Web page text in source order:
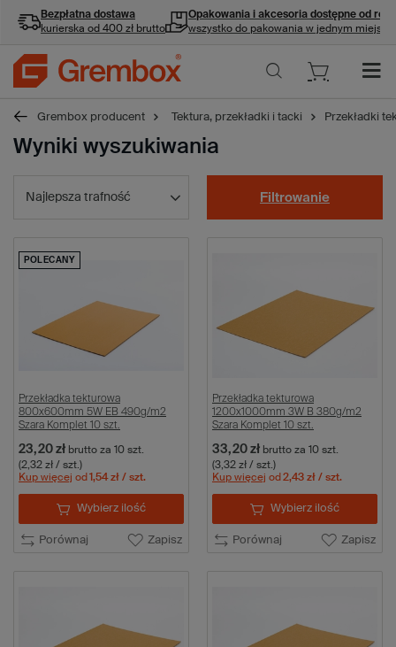
Bezpłatna dostawa
kurierska od 400 zł brutto
Opakowania i akcesoria dostępne od ręki
wszystko do pakowania w jednym miejscu
Grembox producent Tektura, przekładki i tacki Przekładki
Wyniki wyszukiwania
Najlepsza trafność Filtrowanie
POLECANY
Przekładka tekturowa
800x600mm 5W EB 490g/m2
Szara Komplet 10 szt.
23,20 zł brutto za 10 szt.
(2,32 zł / szt.)
Kup więcej od 1,54 zł / szt.
Porównaj Zapisz
Wybierz ilość
Przekładka tekturowa
1200x1000mm 3W B 380g/m2
Szara Komplet 10 szt.
33,20 zł brutto za 10 szt.
(3,32 zł / szt.)
Kup więcej od 2,43 zł / szt.
Porównaj Zapisz
Wybierz ilość